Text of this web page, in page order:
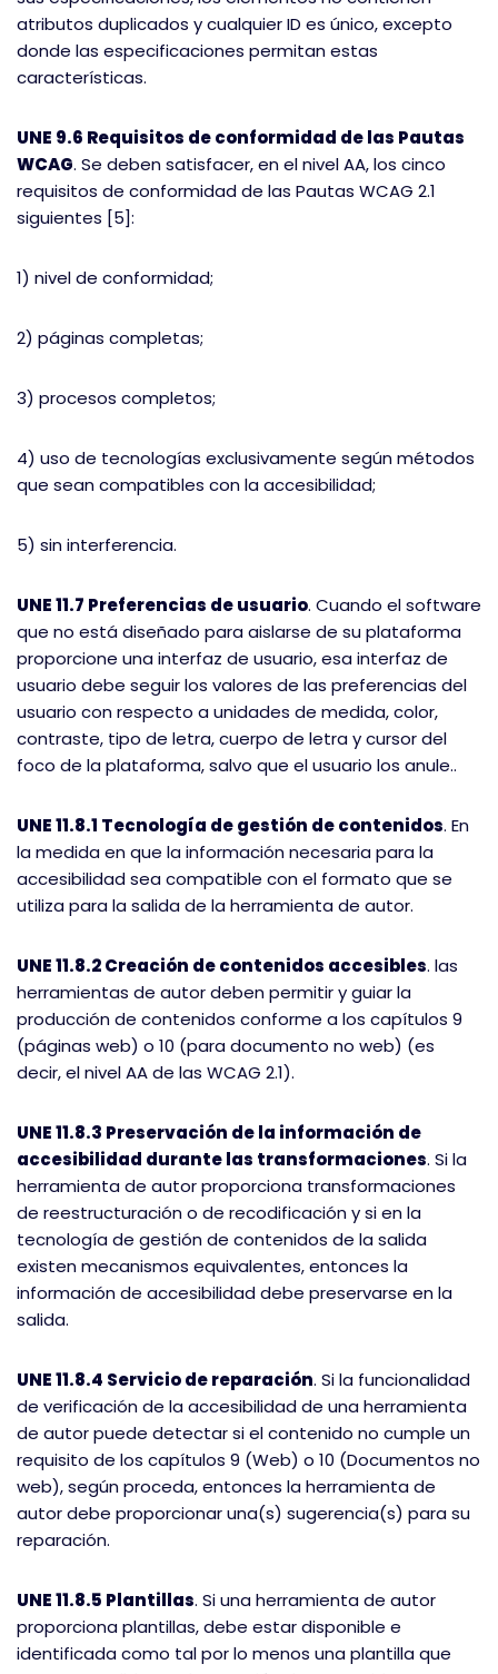
atributos duplicados y cualquier ID es único, excepto
donde las especificaciones permitan estas
características.
UNE 9.6 Requisitos de conformidad de las Pautas
WCAG. Se deben satisfacer, en el nivel AA, los cinco
requisitos de conformidad de las Pautas WCAG 2.1
siguientes [5]:
1) nivel de conformidad;
2) páginas completas;
3) procesos completos;
4) uso de tecnologías exclusivamente según métodos
que sean compatibles con la accesibilidad;
5) sin interferencia.
UNE 11.7 Preferencias de usuario. Cuando el software
que no está diseñado para aislarse de su plataforma
proporcione una interfaz de usuario, esa interfaz de
usuario debe seguir los valores de las preferencias del
usuario con respecto a unidades de medida, color,
contraste, tipo de letra, cuerpo de letra y cursor del
foco de la plataforma, salvo que el usuario los anule..
UNE 11.8.1 Tecnología de gestión de contenidos. En
la medida en que la información necesaria para la
accesibilidad sea compatible con el formato que se
utiliza para la salida de la herramienta de autor.
UNE 11.8.2 Creación de contenidos accesibles. las
herramientas de autor deben permitir y guiar la
producción de contenidos conforme a los capítulos 9
(páginas web) o 10 (para documento no web) (es
decir, el nivel AA de las WCAG 2.1).
UNE 11.8.3 Preservación de la información de
accesibilidad durante las transformaciones. Si la
herramienta de autor proporciona transformaciones
de reestructuración o de recodificación y si en la
tecnología de gestión de contenidos de la salida
existen mecanismos equivalentes, entonces la
información de accesibilidad debe preservarse en la
salida.
UNE 11.8.4 Servicio de reparación. Si la funcionalidad
de verificación de la accesibilidad de una herramienta
de autor puede detectar si el contenido no cumple un
requisito de los capítulos 9 (Web) o 10 (Documentos no
web), según proceda, entonces la herramienta de
autor debe proporcionar una(s) sugerencia(s) para su
reparación.
UNE 11.8.5 Plantillas. Si una herramienta de autor
proporciona plantillas, debe estar disponible e
identificada como tal por lo menos una plantilla que